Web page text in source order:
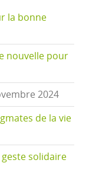
la bonne
nouvelle pour
2024
de la vie
solidaire